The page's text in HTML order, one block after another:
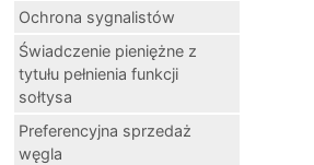
Ochrona sygnalistów
Świadczenie pieniężne z
tytułu pełnienia funkcji
sołtysa
Preferencyjna sprzedaż
węgla